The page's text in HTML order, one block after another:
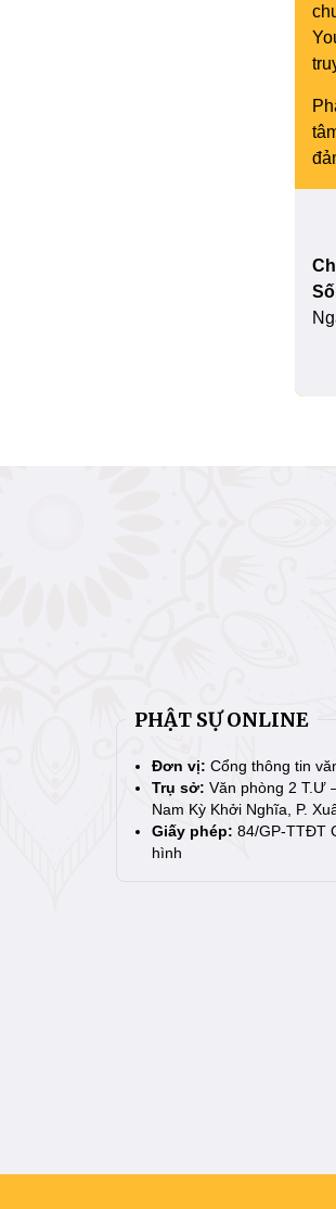
PHẬT SỰ ONLINE
Đơn vị: Cổng thông tin
Trụ sở: Văn phòng 2 T.Ư
Nam Kỳ Khởi Nghĩa, P.
Giấy phép: 84/GP-TTĐT
hình